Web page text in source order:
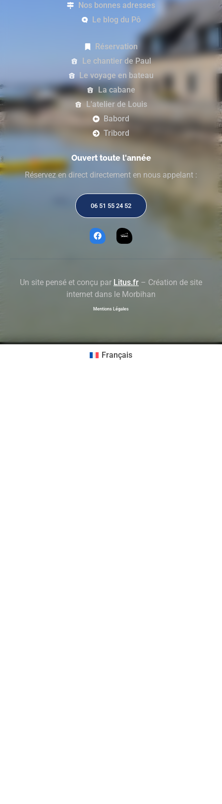
Nos bonnes adresses
Le blog du Pô
Réservation
Le chantier de Paul
Le voyage en bateau
La cabane
L'atelier de Louis
Babord
Tribord
Ouvert toute l'année
Réservez en direct directement en nous appelant :
06 51 55 24 52
Un site pensé et conçu par Litus.fr – Création de site
internet dans le Morbihan
Mentions Légales
Français